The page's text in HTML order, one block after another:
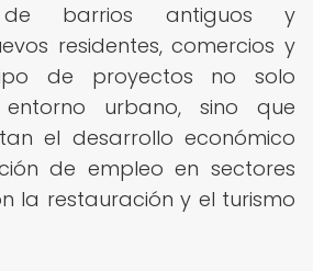
de barrios antiguos y
residentes, comercios y
de proyectos no solo
urbano, sino que
el desarrollo económico
de empleo en sectores
la restauración y el turismo